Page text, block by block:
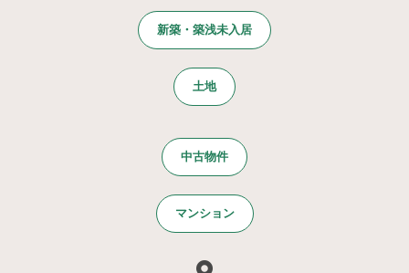
新築・築浅未入居
土地
中古物件
マンション